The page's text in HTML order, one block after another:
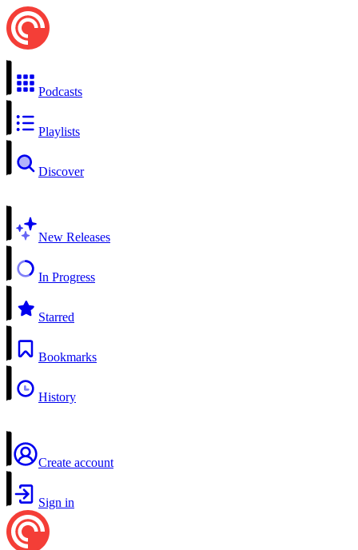
Podcasts
Playlists
Discover
New Releases
In Progress
Starred
Bookmarks
History
Create account
Sign in